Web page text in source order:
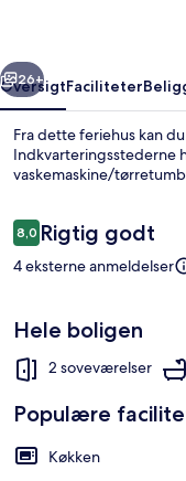
Næste
26+
OversigtFaciliteter
Fra dette feriehus kan
Indkvarteringsstederne
vaskemaskine/
Anmeldelser
8,08,0 ud af 10.
Rigtig godt
4 eksterne anmeldelser
Hele boligen
2 soveværelser
Populære
Køkken